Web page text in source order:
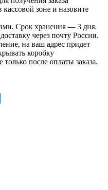
кассовой зоне и назовите
Срок хранения — 3 дня.
через почту России.
на ваш адрес придет
коробку
после оплаты заказа.